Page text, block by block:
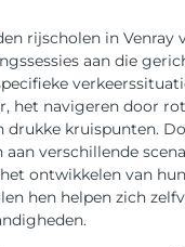
rijscholen in Venray
aan die
het navigeren door
drukke kruispunten.
verschillende
ontwikkelen van
hen helpen zich